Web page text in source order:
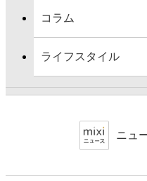
コラム
ライフスタイル
ニュ